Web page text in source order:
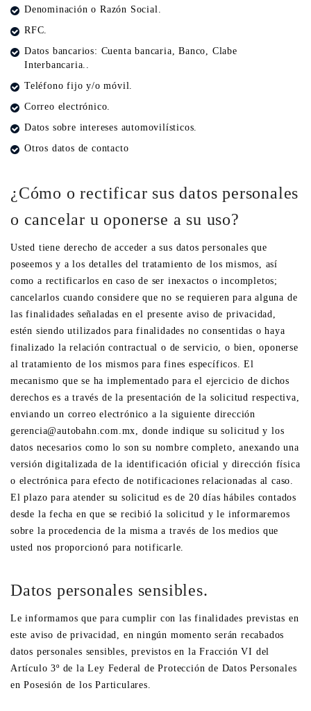
Denominación o Razón Social.
RFC.
Datos bancarios: Cuenta bancaria, Banco, Clabe
Interbancaria..
Teléfono fijo y/o móvil.
Correo electrónico.
Datos sobre intereses automovilísticos.
Otros datos de contacto
¿Cómo o rectificar sus datos personales
o cancelar u oponerse a su uso?
Usted tiene derecho de acceder a sus datos personales que
poseemos y a los detalles del tratamiento de los mismos, así
como a rectificarlos en caso de ser inexactos o incompletos;
cancelarlos cuando considere que no se requieren para alguna de
las finalidades señaladas en el presente aviso de privacidad,
estén siendo utilizados para finalidades no consentidas o haya
finalizado la relación contractual o de servicio, o bien, oponerse
al tratamiento de los mismos para fines específicos. El
mecanismo que se ha implementado para el ejercicio de dichos
derechos es a través de la presentación de la solicitud respectiva,
enviando un correo electrónico a la siguiente dirección
gerencia@autobahn.com.mx, donde indique su solicitud y los
datos necesarios como lo son su nombre completo, anexando una
versión digitalizada de la identificación oficial y dirección física
o electrónica para efecto de notificaciones relacionadas al caso.
El plazo para atender su solicitud es de 20 días hábiles contados
desde la fecha en que se recibió la solicitud y le informaremos
sobre la procedencia de la misma a través de los medios que
usted nos proporcionó para notificarle.
Datos personales sensibles.
Le informamos que para cumplir con las finalidades previstas en
este aviso de privacidad, en ningún momento serán recabados
datos personales sensibles, previstos en la Fracción VI del
Artículo 3º de la Ley Federal de Protección de Datos Personales
en Posesión de los Particulares.